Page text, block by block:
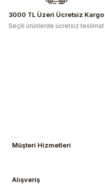
Bu ürüne benzer farklı
3000 TL Üzeri Ücretsiz Kargo
Seçili ürünlerde ücretsiz teslimat
Müşteri Hizmetleri
Alışveriş